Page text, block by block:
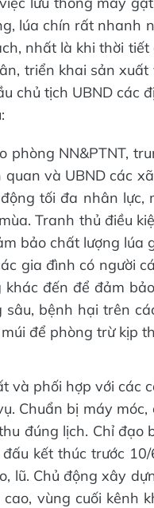
lúa chín rất nhanh
nhất là khi thời
triển khai sản
chủ tịch UBND các
phòng NN&PTNT,
và UBND các
tối đa nhân
Tranh thủ điều
bảo chất lượng lúa
gia đình có người
đến để đảm
bệnh hại trên
để phòng trừ kịp
và phối hợp với các
Chuẩn bị máy
đúng lịch. Chỉ đạo
kết thúc trước
lũ. Chủ động xây
vùng cuối kênh